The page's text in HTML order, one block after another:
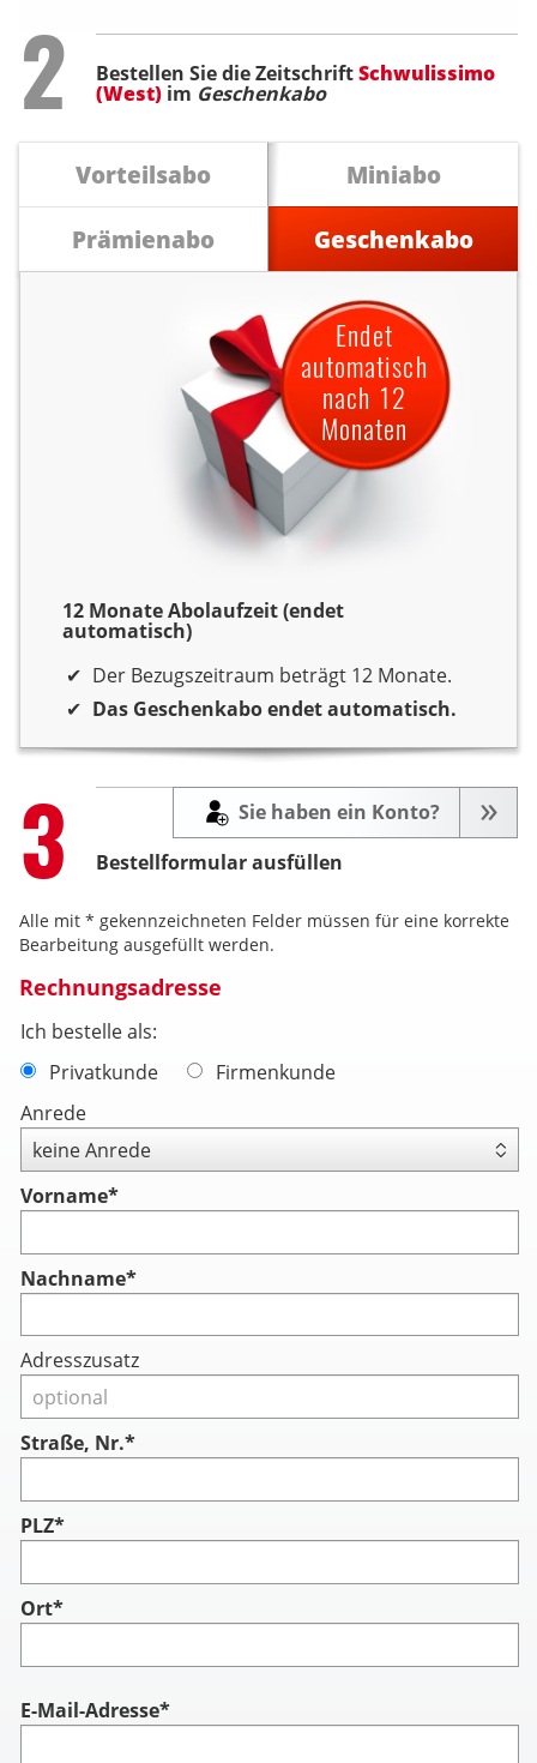
Step
2 Bestellen Sie die ZeitschriftSchwulissimo
(West) im Geschenkabo
Vorteilsabo
Miniabo
Prämienabo
Geschenkabo
12 Monate Abolaufzeit (endet
automatisch)
Der Bezugszeitraum beträgt 12 Monate.
Das Geschenkabo endet automatisch.
Endet
automatisch
nach 12
Monaten
Step
3 Bestellformular ausfüllen
Sie haben ein Konto?
Alle mit * gekennzeichneten Felder müssen für eine korrekte
Bearbeitung ausgefüllt werden.
Rechnungsadresse
Ich bestelle als:
Privatkunde
Firmenkunde
Anrede
Vorname*
Nachname*
Adresszusatz
Straße, Nr.*
PLZ*
Ort*
Account
E-Mail-Adresse*